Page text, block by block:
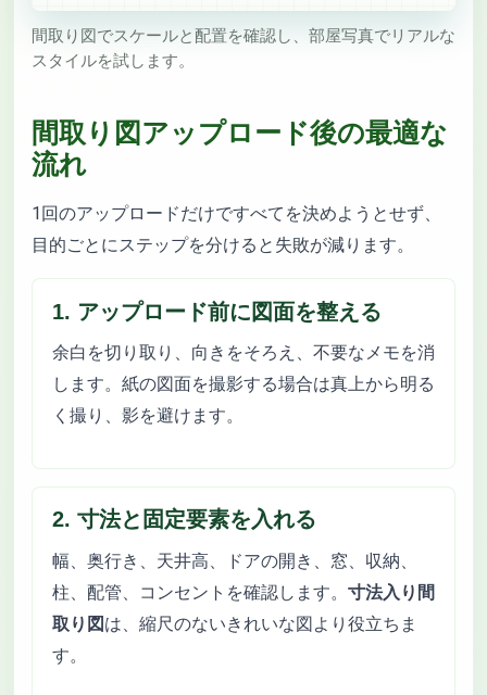
間取り図でスケールと配置を確認し、部屋写真でリアルな
スタイルを試します。
間取り図アップロード後の最適な
流れ
1回のアップロードだけですべてを決めようとせず、
目的ごとにステップを分けると失敗が減ります。
1. アップロード前に図面を整える
余白を切り取り、向きをそろえ、不要なメモを消
します。紙の図面を撮影する場合は真上から明る
く撮り、影を避けます。
2. 寸法と固定要素を入れる
幅、奥行き、天井高、ドアの開き、窓、収納、
柱、配管、コンセントを確認します。 寸法入り間
取り図は、縮尺のないきれいな図より役立ちま
す。